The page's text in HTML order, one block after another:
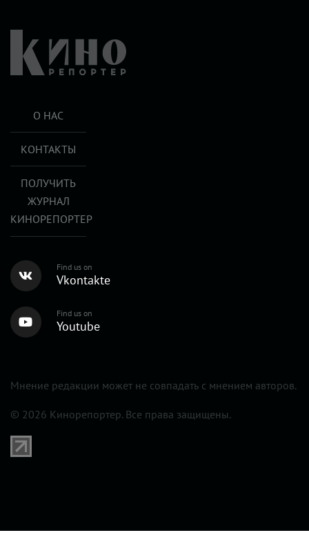
О НАС
КОНТАКТЫ
ПОЛУЧИТЬ
ЖУРНАЛ
КИНОРЕПОРТЕР
Find us on
Vkontakte
Find us on
Youtube
Мнение редакции может не совпадать с мнением авторов.
© 2026 Кинорепортер. Все права защищены.